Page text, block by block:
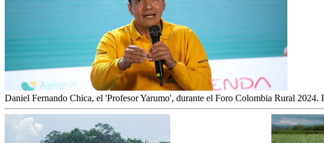
Daniel Fernando Chica, el 'Profesor Yarumo', durante el Foro Colombia Rural 2024.